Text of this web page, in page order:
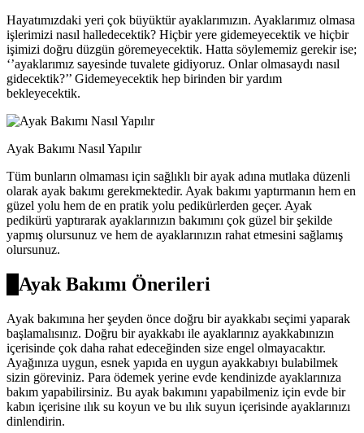
Hayatımızdaki yeri çok büyüktür ayaklarımızın. Ayaklarımız olmasa
işlerimizi nasıl halledecektik? Hiçbir yere gidemeyecektik ve hiçbir
işimizi doğru düzgün göremeyecektik. Hatta söylememiz gerekir ise;
‘’ayaklarımız sayesinde tuvalete gidiyoruz. Onlar olmasaydı nasıl
gidecektik?’’ Gidemeyecektik hep birinden bir yardım
bekleyecektik.
Ayak Bakımı Nasıl Yapılır
Tüm bunların olmaması için sağlıklı bir ayak adına mutlaka düzenli
olarak ayak bakımı gerekmektedir. Ayak bakımı yaptırmanın hem en
güzel yolu hem de en pratik yolu pedikürlerden geçer. Ayak
pedikürü yaptırarak ayaklarınızın bakımını çok güzel bir şekilde
yapmış olursunuz ve hem de ayaklarınızın rahat etmesini sağlamış
olursunuz.
Ayak Bakımı Önerileri
Ayak bakımına her şeyden önce doğru bir ayakkabı seçimi yaparak
başlamalısınız. Doğru bir ayakkabı ile ayaklarınız ayakkabınızın
içerisinde çok daha rahat edeceğinden size engel olmayacaktır.
Ayağınıza uygun, esnek yapıda en uygun ayakkabıyı bulabilmek
sizin göreviniz. Para ödemek yerine evde kendinizde ayaklarınıza
bakım yapabilirsiniz. Bu ayak bakımını yapabilmeniz için evde bir
kabın içerisine ılık su koyun ve bu ılık suyun içerisinde ayaklarınızı
dinlendirin.